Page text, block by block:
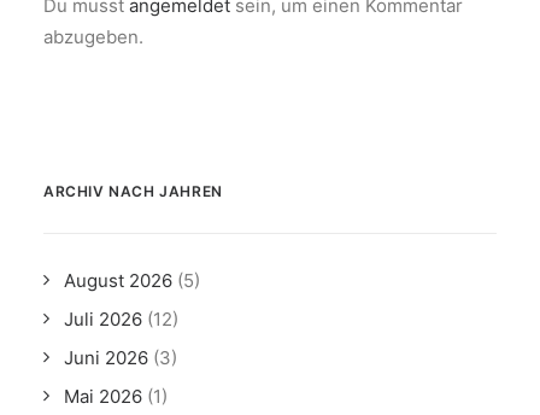
Du musst angemeldet sein, um einen Kommentar
abzugeben.
ARCHIV NACH JAHREN
August 2026 (5)
Juli 2026 (12)
Juni 2026 (3)
Mai 2026 (1)